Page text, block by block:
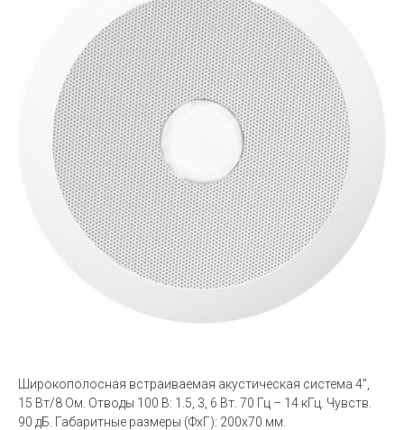
Широкополосная встраиваемая акустическая система 4'',
15 Вт/8 Ом. Отводы 100 В: 1.5, 3, 6 Вт. 70 Гц – 14 кГц. Чувств.
90 дБ. Габаритные размеры (ФxГ): 200x70 мм.